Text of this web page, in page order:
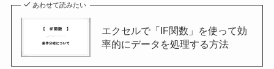
あわせて読みたい
エクセルで「IF関数」を使って効
率的にデータを処理する方法